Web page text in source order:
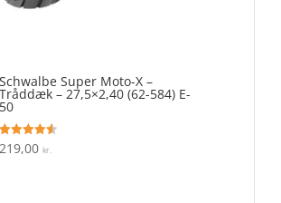
Schwalbe Super Moto-X –
Tråddæk – 27,5×2,40 (62-584) E-
50
Vurderet
4.6
219,00 kr.